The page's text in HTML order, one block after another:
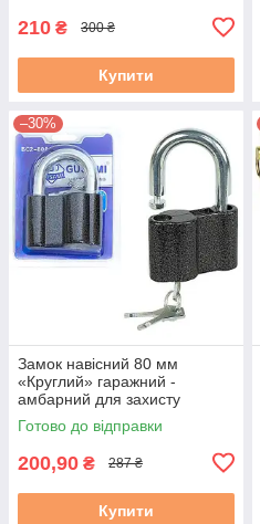
210 ₴ 300 ₴
Купити
–30%
Замок навісний 80 мм
«Круглий» гаражний -
амбарний для захисту
гаражів, складів, контейнерів,
воріт
Готово до відправки
200,90 ₴ 287 ₴
Купити